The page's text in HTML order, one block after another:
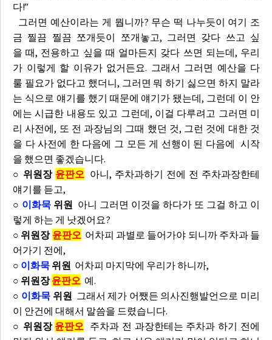
다!”
그러면 예산이라는 게 뭡니까? 무슨 떡 나누듯이 여기 조
금 찔끔 찔끔 쪼개듯이 쪼개놓고, 그러면 갖다 쓰고 싶
을 때, 전용하고 싶을 때 얼마든지 갖다 쓰면 되는데, 우리
가 이렇게 할 이유가 없거든요. 그래서 그러면 예산을 다
룰 필요가 없다고 했더니, 그러면 뭐 하기 싫으면 하지 말라
는 식으로 얘기를 했기 때문에 얘기가 됐는데, 그런데 이 안
에는 시급한 내용도 있고 그런데, 이걸 다루려고 그러면 미
리 사전에, 또 전 과장님의 그때 했던 것, 그런 것에 대한 것
을 다 사전에 한 다음에 그 모든 게 선행이 된 다음에 시작
을 했으면 좋겠습니다.
○ 위원장 윤판오아니, 주차과하기 전에 전 주차과장한테
얘기를 듣고,
○ 이화묵 위원 아니 그러면 이것을 하다가 또 그걸 하고 이
렇게 하는 게 낫겠어요?
○ 위원장 윤판오어차피 과별로 들어가야 되니까 주차과 들
어가기 전에,
○ 이화묵 위원 어차피 마지막에 우리가 하니까,
○ 위원장윤판오 예.
○ 이화묵 위원 그래서 제가 어쨌든 의사진행발언으로 미리
이 안건에 대해서 말씀을 드렸습니다.
○ 위원장 윤판오 주차과 전 과장한테는 주차과 하기 전에